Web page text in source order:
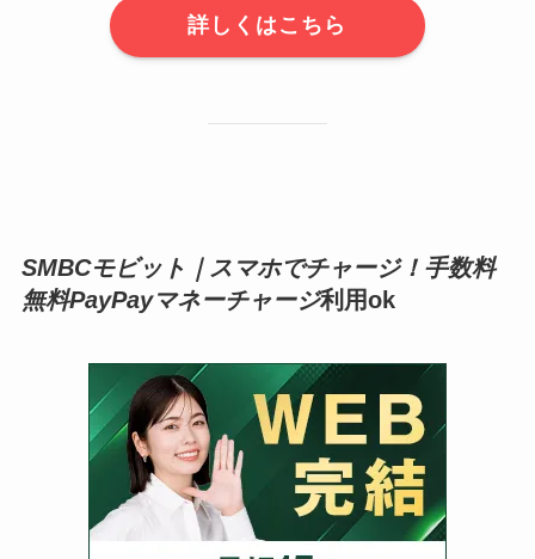
詳しくはこちら
SMBCモビット｜ スマホでチャージ！手数料
無料PayPayマネーチャージ利用ok